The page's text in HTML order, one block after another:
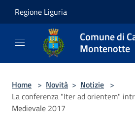
Regione Liguria
Comune di
Montenotte
Home > Novità > Notizie >
La conferenza "Iter ad orientem"
Medievale 2017